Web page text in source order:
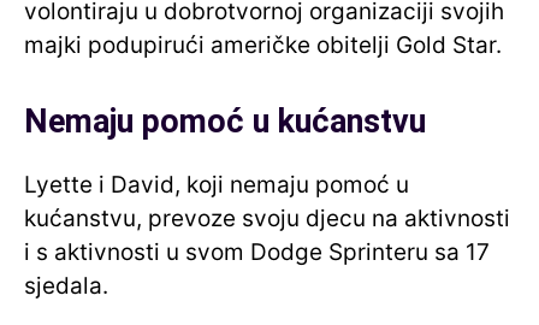
volontiraju u dobrotvornoj organizaciji svojih
majki podupirući američke obitelji Gold Star.
Nemaju pomoć u kućanstvu
Lyette i David, koji nemaju pomoć u
kućanstvu, prevoze svoju djecu na aktivnosti
i s aktivnosti u svom Dodge Sprinteru sa 17
sjedala.